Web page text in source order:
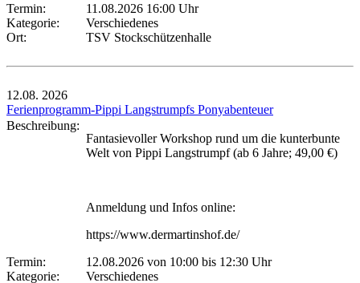
Termin:
11.08.2026 16:00 Uhr
Kategorie:
Verschiedenes
Ort:
TSV Stockschützenhalle
12.08. 2026
Ferienprogramm-Pippi Langstrumpfs Ponyabenteuer
Beschreibung:
Fantasievoller Workshop rund um die kunterbunte
Welt von Pippi Langstrumpf (ab 6 Jahre; 49,00 €)
Anmeldung und Infos online:
https://www.dermartinshof.de/
Termin:
12.08.2026 von 10:00 bis 12:30 Uhr
Kategorie:
Verschiedenes